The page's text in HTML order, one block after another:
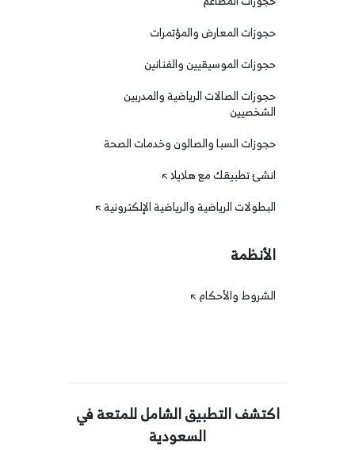
حجوزات المعارض والمؤتمرات
حجوزات الموسيقيين والفنانين
حجوزات الصالات الرياضية والمدربين
الشخصيين
حجوزات السبا والصالون وخدمات الصحة
انشئ تطبيقك مع هلايلا
البطولات الرياضية والرياضية الإلكترونية
الأنظمة
الشروط والأحكام
اكتشف التطبيق الشامل للمتعة في
السعودية